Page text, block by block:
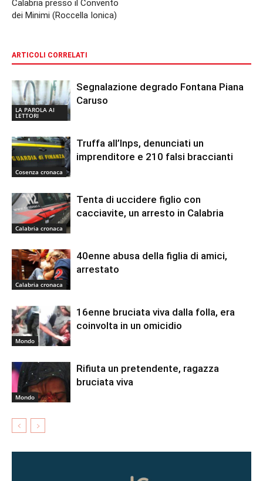
Calabria presso il Convento
dei Minimi (Roccella Ionica)
ARTICOLI CORRELATI
LA PAROLA AI
LETTORI
Segnalazione degrado Fontana Piana
Caruso
Cosenza cronaca
Truffa all’Inps, denunciati un
imprenditore e 210 falsi braccianti
Calabria cronaca
Tenta di uccidere figlio con
cacciavite, un arresto in Calabria
Calabria cronaca
40enne abusa della figlia di amici,
arrestato
Mondo
16enne bruciata viva dalla folla, era
coinvolta in un omicidio
Mondo
Rifiuta un pretendente, ragazza
bruciata viva